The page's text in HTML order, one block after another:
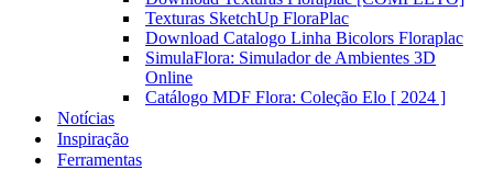
Texturas SketchUp FloraPlac
Download Catalogo Linha Bicolors Floraplac
SimulaFlora: Simulador de Ambientes 3D
Online
Catálogo MDF Flora: Coleção Elo [ 2024 ]
Notícias
Inspiração
Ferramentas